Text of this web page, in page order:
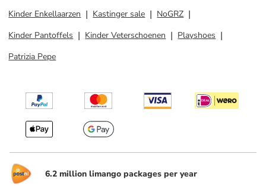
Kinder Enkellaarzen
Kastinger sale
NoGRZ
Kinder Pantoffels
Kinder Veterschoenen
Playshoes
Patrizia Pepe
6.2 million limango packages per year